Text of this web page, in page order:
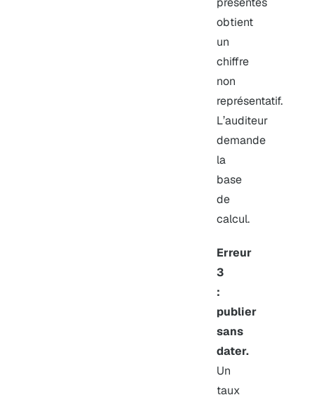
obtient
un
chiffre
non
représentatif.
L’auditeur
demande
la
base
de
calcul.
Erreur
3
:
publier
sans
dater.
Un
taux